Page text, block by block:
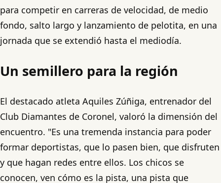
para competir en carreras de velocidad, de medio
fondo, salto largo y lanzamiento de pelotita, en una
jornada que se extendió hasta el mediodía.
Un semillero para la región
El destacado atleta Aquiles Zúñiga, entrenador del
Club Diamantes de Coronel, valoró la dimensión del
encuentro. "Es una tremenda instancia para poder
formar deportistas, que lo pasen bien, que disfruten
y que hagan redes entre ellos. Los chicos se
conocen, ven cómo es la pista, una pista que